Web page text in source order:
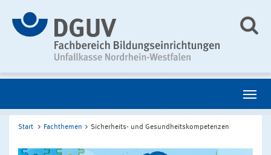
Start Fachthemen Sicherheits- und Gesundheitskompetenzen